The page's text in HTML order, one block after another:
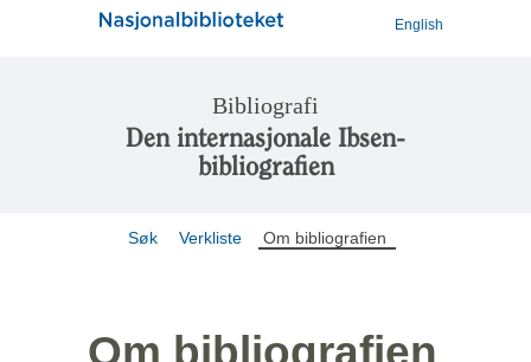
English
Bibliografi
Den internasjonale Ibsen-
bibliografien
Søk Verkliste Om bibliografien
Om bibliografien